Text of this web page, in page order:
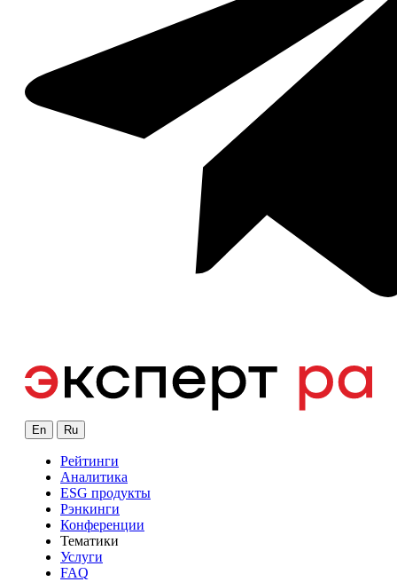
En Ru
Рейтинги
Аналитика
ESG продукты
Рэнкинги
Конференции
Тематики
Услуги
FAQ